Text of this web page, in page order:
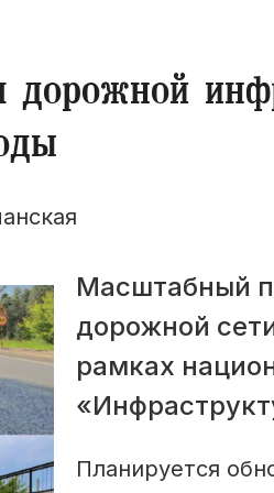
Масштабный
дорожной
рамках
Планируется